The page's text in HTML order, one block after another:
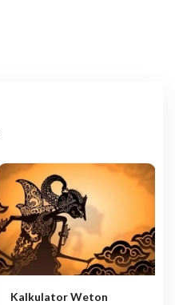
Kalkulator Weton